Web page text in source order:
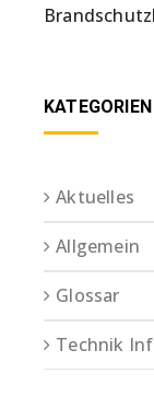
KATEGORIEN
Aktuelles
Allgemein
Glossar
Technik